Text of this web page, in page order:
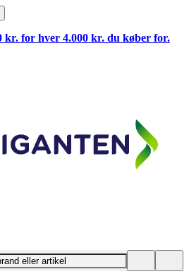
kr. for hver 4.000 kr. du køber for.